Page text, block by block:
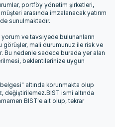
portföy yönetim şirketleri,
arasında imzalanacak yatırım
sunulmaktadır.
ve tavsiyede bulunanların
görüşler, mali durumunuz ile risk ve
Bu nedenle sadece burada yer alan
beklentilerinize uygun
altında korunmakta olup
değiştirilemez.BIST ismi altında
BIST'e ait olup, tekrar